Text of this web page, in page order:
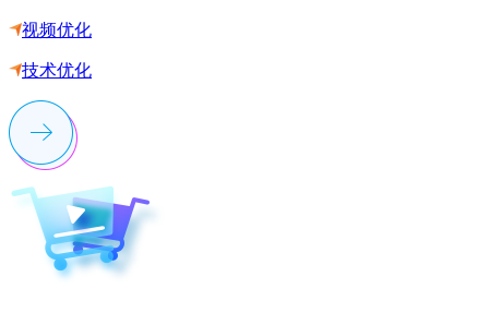
视频优化
技术优化